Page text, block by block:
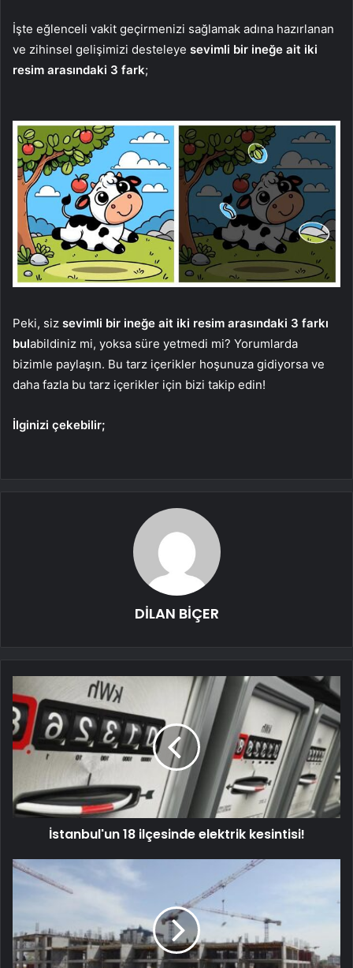
İşte eğlenceli vakit geçirmenizi sağlamak adına hazırlanan
ve zihinsel gelişimizi desteleye sevimli bir ineğe ait iki
resim arasındaki 3 fark;
Peki, siz sevimli bir ineğe ait iki resim arasındaki 3 farkı
bulabildiniz mi, yoksa süre yetmedi mi? Yorumlarda
bizimle paylaşın. Bu tarz içerikler hoşunuza gidiyorsa ve
daha fazla bu tarz içerikler için bizi takip edin!
İlginizi çekebilir;
DİLAN BİÇER
İstanbul'un 18 ilçesinde elektrik kesintisi!